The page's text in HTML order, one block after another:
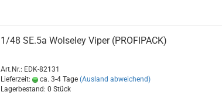
1/48 SE.5a Wolseley Viper (PROFIPACK)
Art.Nr.: EDK-82131
Lieferzeit:
ca. 3-4 Tage (Ausland abweichend)
Lagerbestand: 0 Stück